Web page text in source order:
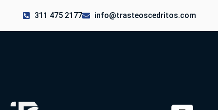
311 475 2177 info@trasteoscedritos.com